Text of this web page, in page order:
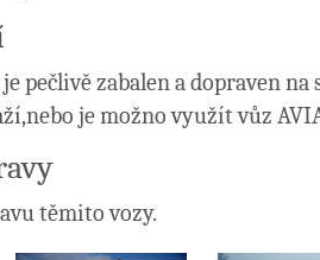
pečlivě zabalen a dopraven
je možno využít vůz
těmito vozy.